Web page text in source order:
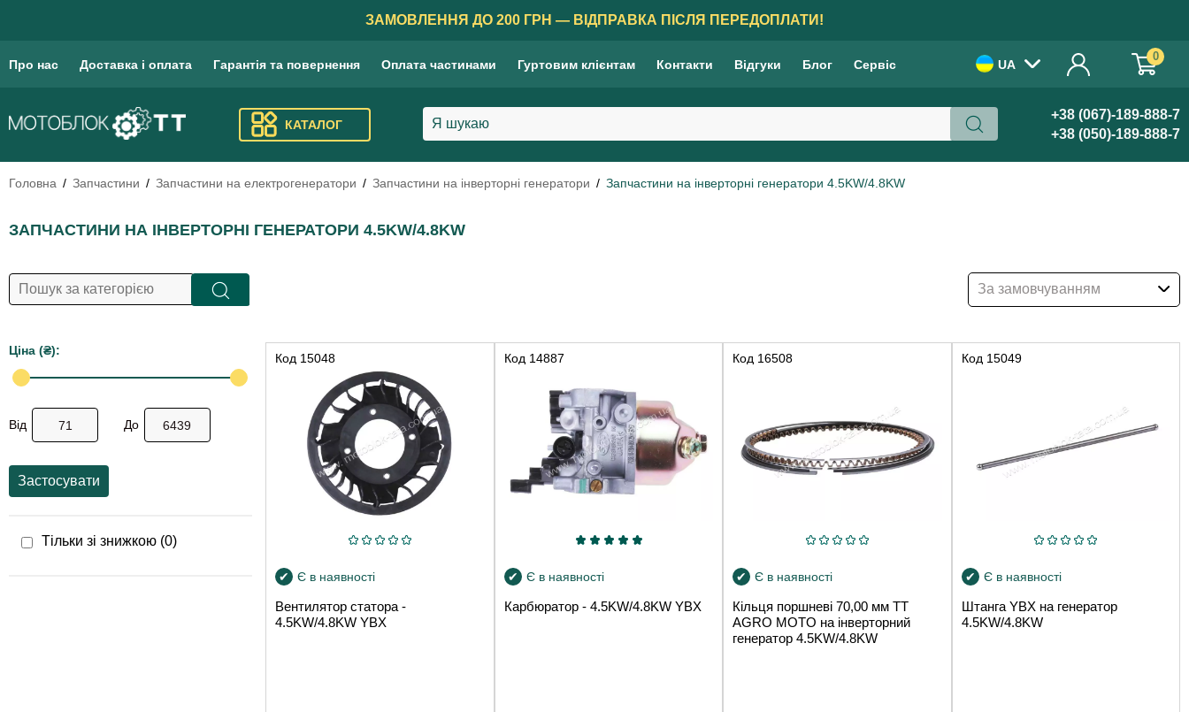
ЗАМОВЛЕННЯ ДО 200 ГРН — ВІДПРАВКА ПІСЛЯ ПЕРЕДОПЛАТИ!
Про нас Доставка і оплата Гарантія та повернення Оплата частинами Гуртовим клієнтам Контакти Відгуки Блог Сервіс UA
0
КАТАЛОГ
+38 (067)-189-888-7
+38 (050)-189-888-7
Головна Запчастини Запчастини на електрогенератори Запчастини на інверторні генератори Запчастини на інверторні генератори 4.5KW/4.8KW
ЗАПЧАСТИНИ НА ІНВЕРТОРНІ ГЕНЕРАТОРИ 4.5KW/4.8KW
Цiна (₴):
Від До
Застосувати
Тільки зі знижкою (0)
За замовчуванням
Код 15048
Є в наявності
Вентилятор статора -
4.5KW/4.8KW YBX
Код 14887
Є в наявності
Карбюратор - 4.5KW/4.8KW YBX
Код 16508
Є в наявності
Кільця поршневі 70,00 мм TT
AGRO MOTO на інверторний
генератор 4.5KW/4.8KW
Код 15049
Є в наявності
Штанга YBX на генератор
4.5KW/4.8KW